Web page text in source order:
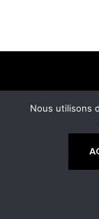
Nous utilisons